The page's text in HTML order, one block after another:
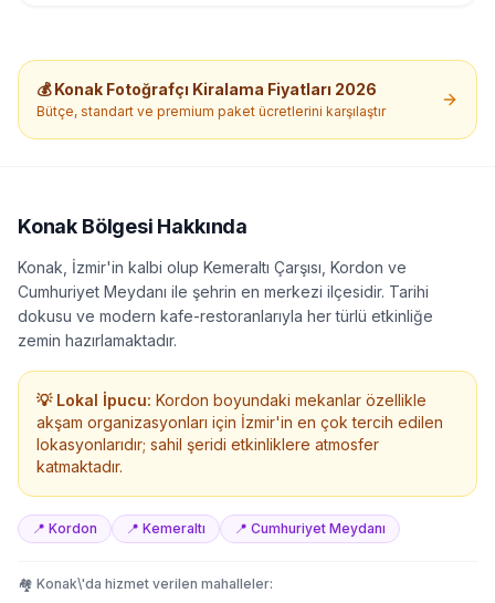
💰Konak Fotoğrafçı Kiralama Fiyatları 2026
Bütçe, standart ve premium paket ücretlerini karşılaştır
Konak Bölgesi Hakkında
Konak, İzmir'in kalbi olup Kemeraltı Çarşısı, Kordon ve
Cumhuriyet Meydanı ile şehrin en merkezi ilçesidir. Tarihi
dokusu ve modern kafe-restoranlarıyla her türlü etkinliğe
zemin hazırlamaktadır.
💡 Lokal İpucu: Kordon boyundaki mekanlar özellikle
akşam organizasyonları için İzmir'in en çok tercih edilen
lokasyonlarıdır; sahil şeridi etkinliklere atmosfer
katmaktadır.
📍 Kordon 📍 Kemeraltı 📍 Cumhuriyet Meydanı
🏘️ Konak\'da hizmet verilen mahalleler: